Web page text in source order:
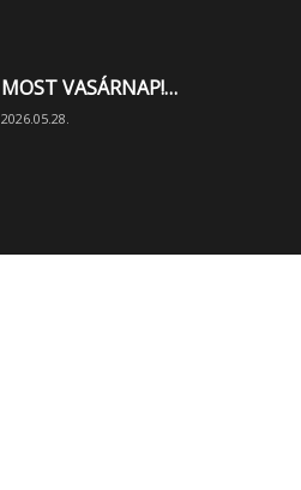
MOST VASÁRNAP!…
2026.05.28.